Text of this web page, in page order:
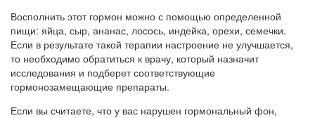
Восполнить этот гормон можно с помощью определенной
пищи: яйца, сыр, ананас, лосось, индейка, орехи, семечки.
Если в результате такой терапии настроение не улучшается,
то необходимо обратиться к врачу, который назначит
исследования и подберет соответствующие
гормонозамещающие препараты.
Если вы считаете, что у вас нарушен гормональный фон,